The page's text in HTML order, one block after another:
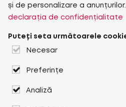
și de personalizare a anunțurilor.
declarația de confidențialitate
Puteți seta următoarele
Necesar
Preferințe
Analiză